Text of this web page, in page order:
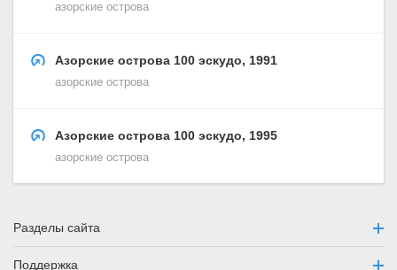
азорские острова
Азорские острова 100 эскудо, 1991
азорские острова
Азорские острова 100 эскудо, 1995
азорские острова
Разделы сайта
Поддержка